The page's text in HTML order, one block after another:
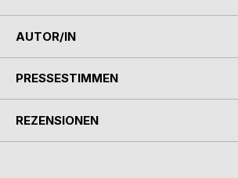
AUTOR/IN
PRESSESTIMMEN
REZENSIONEN